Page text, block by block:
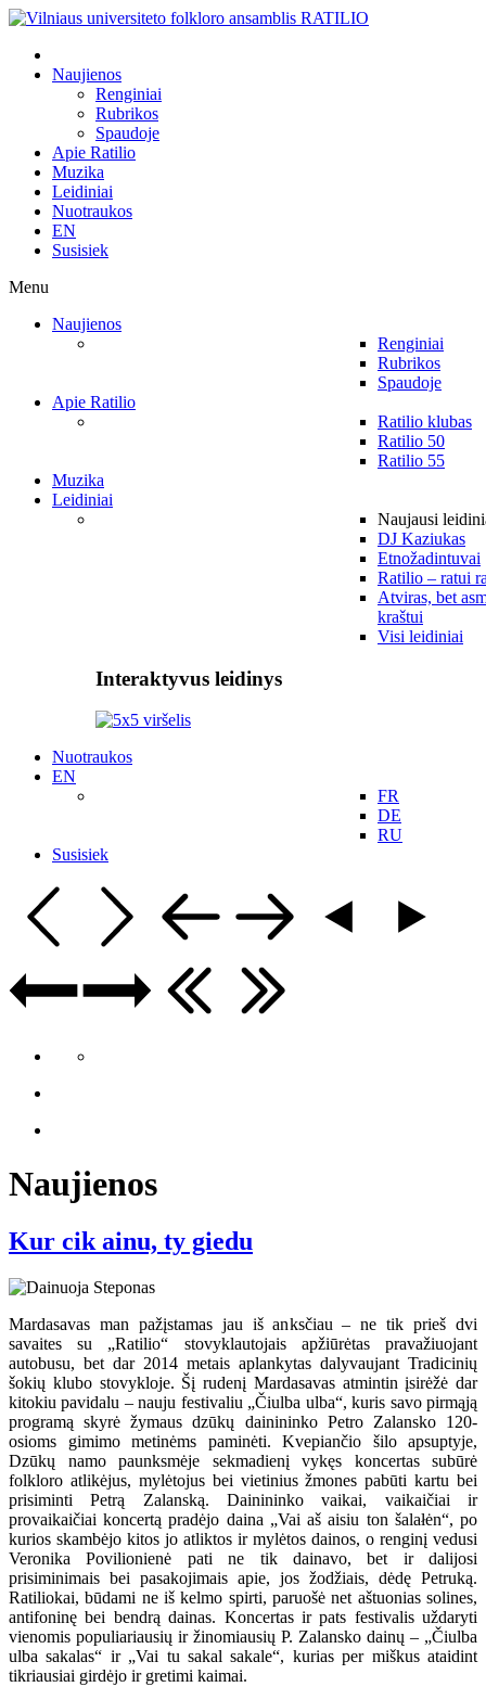
Naujienos
Renginiai
Rubrikos
Spaudoje
Apie Ratilio
Muzika
Leidiniai
Nuotraukos
EN
Susisiek
Menu
Naujienos
Renginiai
Rubrikos
Spaudoje
Apie Ratilio
Ratilio klubas
Ratilio 50
Ratilio 55
Muzika
Leidiniai
Naujausi
DJ Kaziukas
Etnožadintuvai
Ratilio – ratui
Atviras, bet
kraštui
Visi leidiniai
Interaktyvus leidinys
Nuotraukos
EN
FR
DE
RU
Susisiek
Naujienos
Kur cik ainu, ty giedu
Mardasavas man pažįstamas jau iš anksčiau – ne tik prieš dvi
savaites su „Ratilio“ stovyklautojais apžiūrėtas pravažiuojant
autobusu, bet dar 2014 metais aplankytas dalyvaujant Tradicinių
šokių klubo stovykloje. Šį rudenį Mardasavas atmintin įsirėžė dar
kitokiu pavidalu – nauju festivaliu „Čiulba ulba“, kuris savo pirmąją
programą skyrė žymaus dzūkų dainininko Petro Zalansko 120-
osioms gimimo metinėms paminėti. Kvepiančio šilo apsuptyje,
Dzūkų namo paunksmėje sekmadienį vykęs koncertas subūrė
folkloro atlikėjus, mylėtojus bei vietinius žmones pabūti kartu bei
prisiminti Petrą Zalanską. Dainininko vaikai, vaikaičiai ir
provaikaičiai koncertą pradėjo daina „Vai aš aisiu ton šalałėn“, po
kurios skambėjo kitos jo atliktos ir mylėtos dainos, o renginį vedusi
Veronika Povilionienė pati ne tik dainavo, bet ir dalijosi
prisiminimais bei pasakojimais apie, jos žodžiais, dėdę Petruką.
Ratiliokai, būdami ne iš kelmo spirti, paruošė net aštuonias solines,
antifoninę bei bendrą dainas. Koncertas ir pats festivalis uždaryti
vienomis populiariausių ir žinomiausių P. Zalansko dainų – „Čiulba
ulba sakalas“ ir „Vai tu sakal sakale“, kurias per miškus ataidint
tikriausiai girdėjo ir gretimi kaimai.